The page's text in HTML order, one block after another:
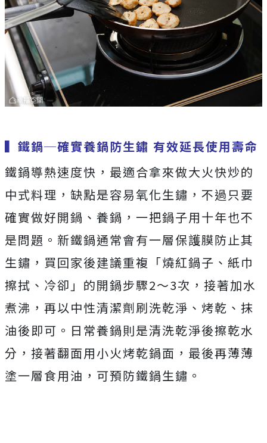
▍ 鐵鍋─確實養鍋防生鏽 有效延長使用壽命
鐵鍋導熱速度快，最適合拿來做大火快炒的
中式料理，缺點是容易氧化生鏽，不過只要
確實做好開鍋、養鍋，一把鍋子用十年也不
是問題。新鐵鍋通常會有一層保護膜防止其
生鏽，買回家後建議重複「燒紅鍋子、紙巾
擦拭、冷卻」的開鍋步驟2～3次，接著加水
煮沸，再以中性清潔劑刷洗乾淨、烤乾、抹
油後即可。日常養鍋則是清洗乾淨後擦乾水
分，接著翻面用小火烤乾鍋面，最後再薄薄
塗一層食用油，可預防鐵鍋生鏽。